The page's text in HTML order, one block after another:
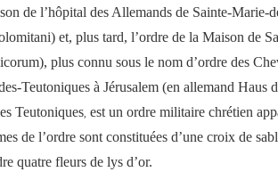
de l’hôpital des Allemands de Sainte-
et, plus tard, l’ordre de la Maison de
plus connu sous le nom d’ordre des
Teutoniques à Jérusalem (en allemand
Teutoniques est un ordre militaire chrétien
de l’ordre sont constituées d’une croix de
quatre fleurs de lys d’or.